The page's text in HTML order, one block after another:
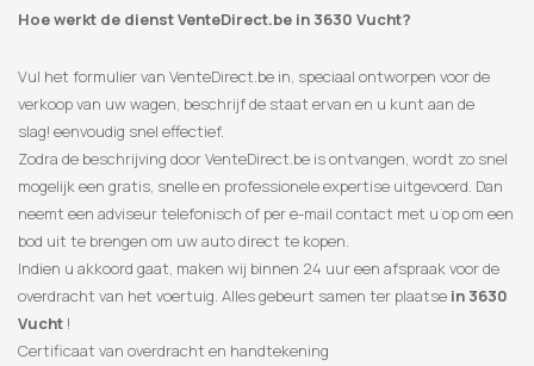
Hoe werkt de dienst VenteDirect.be in 3630 Vucht?
Vul het formulier van VenteDirect.be in, speciaal ontworpen voor de
verkoop van uw wagen, beschrijf de staat ervan en u kunt aan de
slag! eenvoudig snel effectief.
Zodra de beschrijving door VenteDirect.be is ontvangen, wordt zo snel
mogelijk een gratis, snelle en professionele expertise uitgevoerd. Dan
neemt een adviseur telefonisch of per e-mail contact met u op om een
​​bod uit te brengen om uw auto direct te kopen.
Indien u akkoord gaat, maken wij binnen 24 uur een afspraak voor de
overdracht van het voertuig. Alles gebeurt samen ter plaatse in 3630
Vucht !
Certificaat van overdracht en handtekening